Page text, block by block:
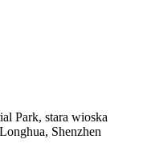
Park, stara wioska
Shenzhen